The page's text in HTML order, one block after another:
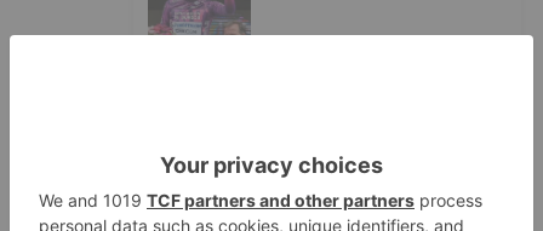
SODEBUR pone el broche de oro